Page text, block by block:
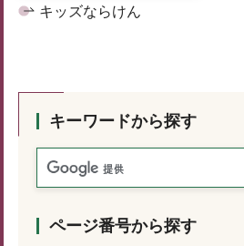
キッズならけん
キーワードから探す
ページ番号から探す